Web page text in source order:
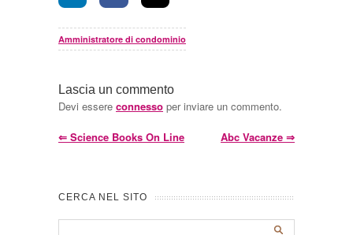
Amministratore di condominio
Lascia un commento
Devi essere connesso per inviare un commento.
⇐ Science Books On Line Abc Vacanze ⇒
CERCA NEL SITO